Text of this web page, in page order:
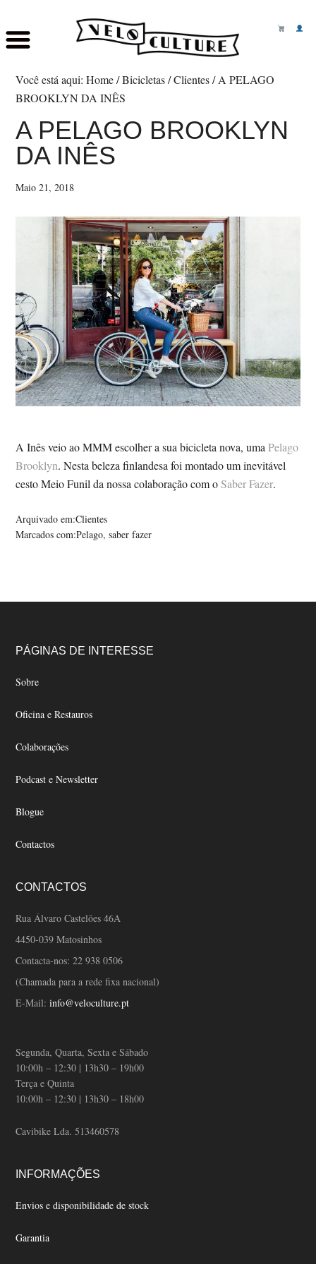
Skip
main
content
Saltar
rodapé
Você está aqui:Home /Bicicletas /Clientes /A PELAGO
BROOKLYN DA INÊS
A PELAGO BROOKLYN
DA INÊS
Maio 21, 2018
A Inês veio ao MMM escolher a sua bicicleta nova, umaPelago
Brooklyn. Nesta beleza finlandesa foi montado um inevitável
cesto Meio Funil da nossa colaboração com o Saber Fazer.
Arquivado em:Clientes
Marcados com:Pelago,saber fazer
Footer
PÁGINAS DE INTERESSE
Sobre
Oficina e Restauros
Colaborações
Podcast e Newsletter
Blogue
Contactos
CONTACTOS
Rua Álvaro Castelões 46A
4450-039 Matosinhos
Contacta-nos:22 938 0506
(Chamada para a rede fixa nacional)
E-Mail:info@veloculture.pt
Segunda, Quarta, Sexta e Sábado
10:00h – 12:30 | 13h30 – 19h00
Terça e Quinta
10:00h – 12:30 | 13h30 – 18h00
Cavibike Lda. 513460578
INFORMAÇÕES
Envios e disponibilidade de stock
Garantia